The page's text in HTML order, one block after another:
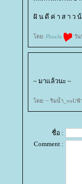
ฝั น ดี ค่ า ส า ว
ดย: PhueJa วัน
~ มาแล้วนะ ~
ดย: ~ ริมน้ำ_voUฟ้
ชื่อ :
Comment :